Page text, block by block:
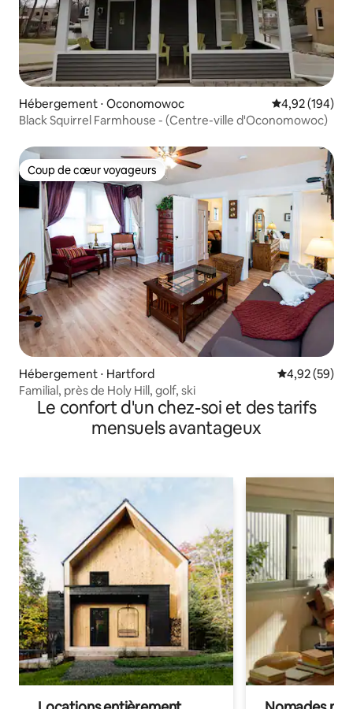
Hébergement ⋅ Oconomowoc Évaluation
4,92 (194)
Black Squirrel Farmhouse - (Centre-ville d'Oconomowoc)
Coup de cœur voyageurs
Coup de cœur voyageurs
Hébergement ⋅ Hartford Évaluation
4,92 (59)
Familial, près de Holy Hill, golf, ski
Le confort d'un chez-soi et des tarifs
mensuels avantageux